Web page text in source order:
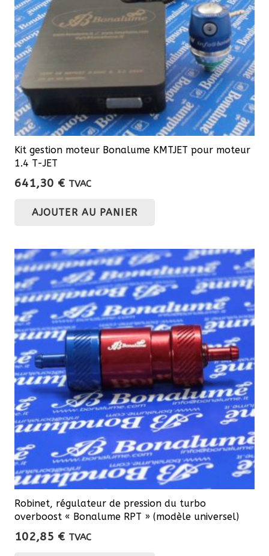
sur
la
page
du
produit
Kit gestion moteur Bonalume KMTJET pour moteur
1.4 T-JET
641,30 € TVAC
AJOUTER AU PANIER
Robinet, régulateur de pression du turbo
overboost « Bonalume RPT » (modèle universel)
102,85 € TVAC